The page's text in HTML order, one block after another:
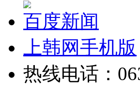
百度新闻
上韩网手机版
热线电话：